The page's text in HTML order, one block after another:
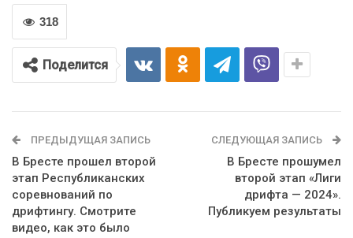
318
Поделится
ПРЕДЫДУЩАЯ ЗАПИСЬ
В Бресте прошел второй
этап Республиканских
соревнований по
дрифтингу. Смотрите
видео, как это было
СЛЕДУЮЩАЯ ЗАПИСЬ
В Бресте прошумел
второй этап «Лиги
дрифта — 2024».
Публикуем результаты